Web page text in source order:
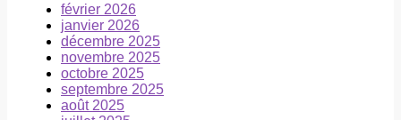
février 2026
janvier 2026
décembre 2025
novembre 2025
octobre 2025
septembre 2025
août 2025